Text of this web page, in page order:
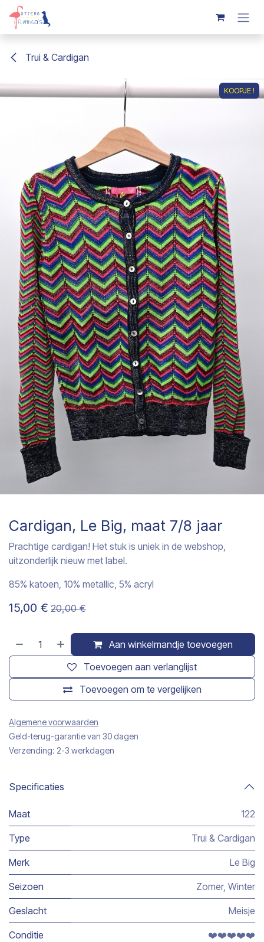
Overslaan naar inhoud
Trui & Cardigan
KOOPJE !
Cardigan, Le Big, maat 7/8 jaar
Prachtige cardigan! Het stuk is uniek in de webshop,
uitzonderlijk nieuw met label.
85% katoen, 10% metallic, 5% acryl
15,00 € 20,00€
Aan winkelmandje toevoegen
Toevoegen om te vergelijken
Toevoegen aan verlanglijst
Algemene voorwaarden
Geld-terug-garantie van 30 dagen
Verzending: 2-3 werkdagen
Specificaties
Maat 122
Type Trui & Cardigan
Merk Le Big
Seizoen Zomer, Winter
Geslacht Meisje
Conditie ❤️❤️❤️❤️❤️